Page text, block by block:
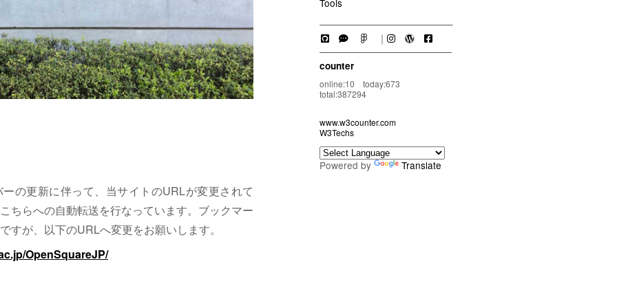
Tools
｜
counter
online:10 today:673
total:387294
www.w3counter.com
W3Techs
Powered by Translate
の更新に伴って、当サイトのURLが変更されて
ちらへの自動転送を行なっています。ブックマー
すが、以下のURLへ変更をお願いします。
OpenSquareJP/